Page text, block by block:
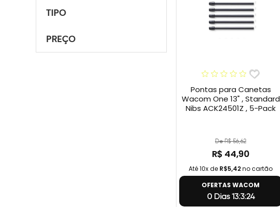
TIPO
PREÇO
Pontas para Canetas
Wacom One 13" , Standard
Nibs ACK24501Z , 5-Pack
De R$ 56,62
R$ 44,90
Até 10x de R$5,42no cartão
OFERTAS WACOM
0 Dias 13:3:23